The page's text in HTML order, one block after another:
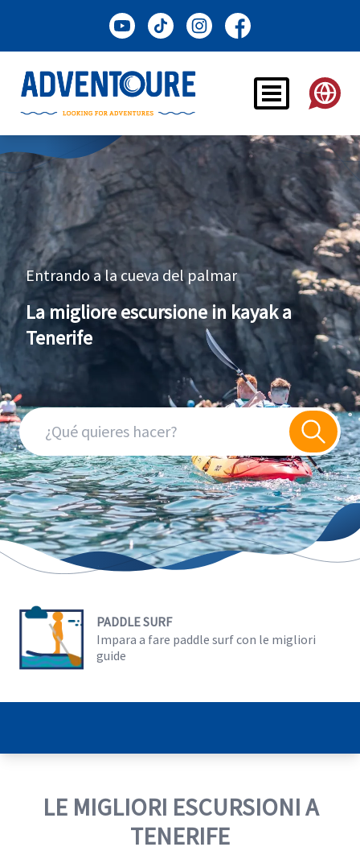
Entrando a la cueva del palmar
La migliore escursione in kayak a
Tenerife
PADDLE SURF
Impara a fare paddle surf con le migliori
guide
LE MIGLIORI ESCURSIONI A
TENERIFE